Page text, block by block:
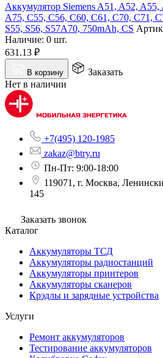
Аккумулятор Siemens A51, A52,
A75, C55, C56, C60, C61, C70, C71,
S55, S56, S57A70, 750mAh, CS
Наличие: 0 шт.
631.13 ₽
В корзину
Заказать
Нет в наличии
+7(495) 120-1985
zakaz@btry.ru
Пн-Пт: 9:00-18:00
119071, г. Москва,
145
Заказать звонок
Каталог
Аккумуляторы ТСД
Аккумуляторы радиостанций
Аккумуляторы принтеров
Аккумуляторы сканеров
Крэдлы и зарядные устройства
Услуги
Ремонт аккумуляторов
Тестирование аккумуляторов